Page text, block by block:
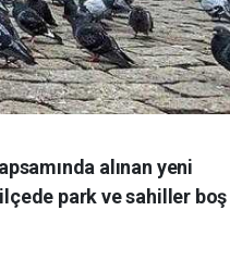
alınan yeni
park ve sahiller boş